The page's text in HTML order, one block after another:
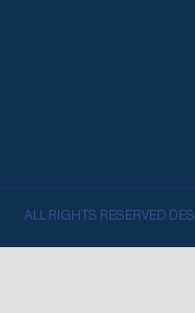
ALL RIGHTS RESERVED